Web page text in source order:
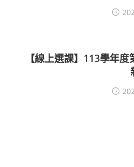
【線上選課】113學年